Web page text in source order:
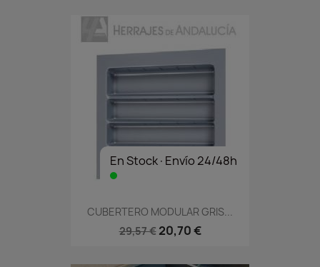
En Stock·Envío 24/48h
CUBERTERO MODULAR GRIS...
29,57 € 20,70 €